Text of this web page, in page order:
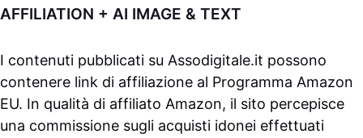
AFFILIATION + AI IMAGE & TEXT
I contenuti pubblicati su Assodigitale.it possono
contenere link di affiliazione al Programma Amazon
EU. In qualità di affiliato Amazon, il sito percepisce
una commissione sugli acquisti idonei effettuati